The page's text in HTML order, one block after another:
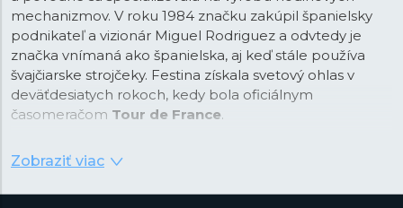
mechanizmov. V roku 1984 značku zakúpil španielsky
podnikateľ a vizionár Miguel Rodriguez a odvtedy je
značka vnímaná ako španielska, aj keď stále používa
švajčiarske strojčeky. Festina získala svetový ohlas v
deväťdesiatych rokoch, kedy bola oficiálnym
časomeračom Tour de France.
značka a vďaka spolupráci so svetoznámym
Zobraziť viac